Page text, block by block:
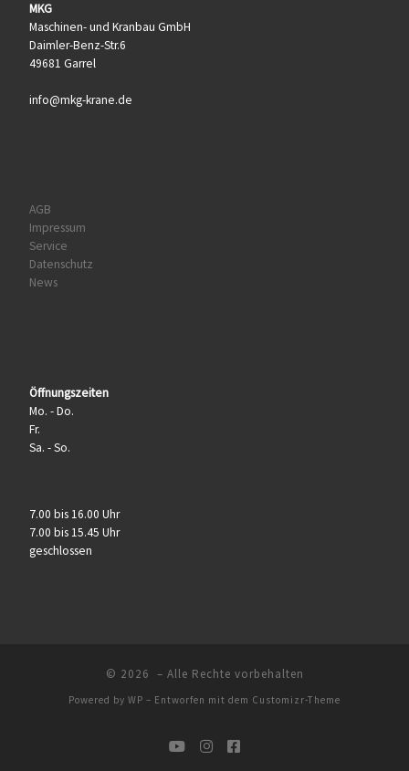
MKG
Maschinen- und Kranbau GmbH
Daimler-Benz-Str.6
49681 Garrel
info@mkg-krane.de
AGB
Impressum
Service
Datenschutz
News
Öffnungszeiten
Mo. - Do.
Fr.
Sa. - So.
7.00 bis 16.00 Uhr
7.00 bis 15.45 Uhr
geschlossen
© 2026 – Alle Rechte vorbehalten
Powered by WP – Entworfen mit dem Customizr-Theme